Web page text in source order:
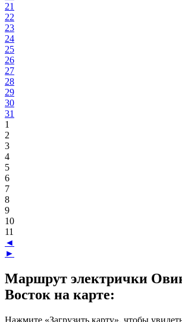
21
22
23
24
25
26
27
28
29
30
31
1
2
3
4
5
6
7
8
9
10
11
◄
►
Маршрут электрички
Восток на карте:
Нажмите «Загрузить карту», чтобы